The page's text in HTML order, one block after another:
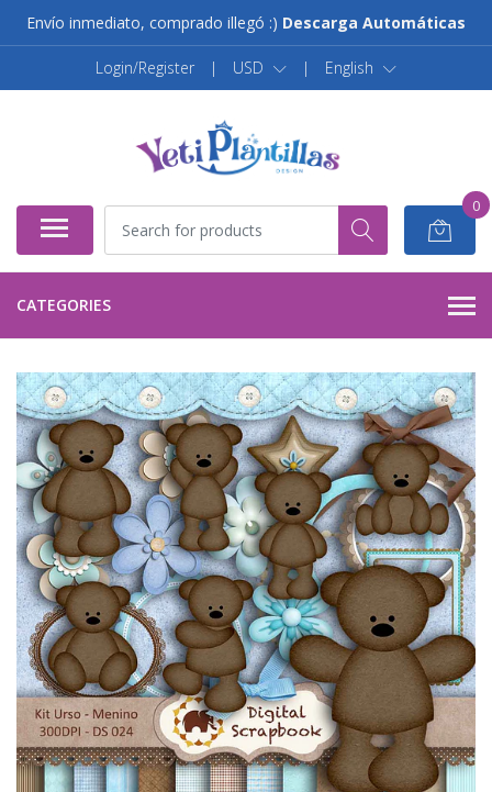
Envío inmediato, comprado illegó :) Descarga Automáticas
Login/Register | USD | English
0
CATEGORIES